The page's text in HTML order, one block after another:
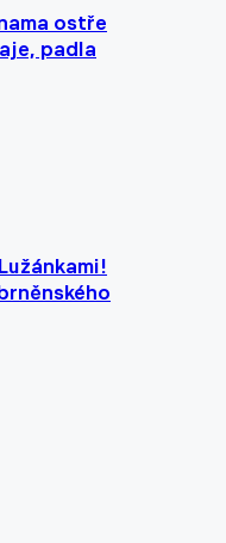
ostře
padla